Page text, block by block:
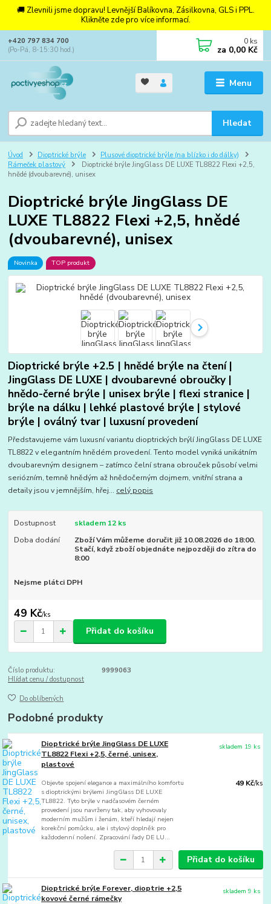
🚚 Zlevnili jsme dopravu! Levnější Balíkovna, Zásilkovna, GLS i PPL.
Klikněte zde pro více informací.
Menu
Hledat
+420 797 834 700
(Po-Pá, 8-15:30 hod.)
0 ks
za 0,00 Kč
Úvod Dioptrické brýle
Plusové dioptrické brýle (na blízko i do dálky)
Rámeček plastový
Dioptrické brýle JingGlass DE LUXE TL8822 Flexi +2,5,
hnědé (dvoubarevné), unisex
Dioptrické brýle JingGlass DE
LUXE TL8822 Flexi +2,5, hnědé
(dvoubarevné), unisex
Novinka TOP produkt
Dioptrické brýle +2.5 | hnědé brýle na čtení |
JingGlass DE LUXE | dvoubarevné obroučky |
hnědo-černé brýle | unisex brýle | flexi stranice |
brýle na dálku | lehké plastové brýle | stylové
brýle | oválný tvar | luxusní provedení
Představujeme vám luxusní variantu dioptrických brýlí JingGlass DE LUXE
TL8822 v elegantním hnědém provedení. Tento model vyniká unikátním
dvoubarevným designem – zatímco čelní strana obrouček působí velmi
seriózním, temně hnědým až hnědočerným dojmem, vnitřní strana a
detaily jsou v jemnějším, hřej... celý popis
Dostupnost
skladem 12 ks
Doba dodání
Zboží Vám můžeme doručit již 10.08.2026 do 18:00.
Stačí, když zboží objednáte nejpozději do zítra do
8:00
Nejsme plátci DPH
49 Kč/ks
Přidat do košíku
Číslo produktu:
9999063
Hlídat cenu / dostupnost
Do oblíbených
Podobné produkty
Dioptrické brýle JingGlass DE LUXE
TL8822 Flexi +2,5, černé, unisex,
plastové
Objevte spojení elegance a maximálního komfortu
s dioptrickými brýlemi JingGlass DE LUXE
TL8822. Tyto brýle v nadčasovém černém
provedení jsou navrženy tak, aby vyhovovaly
moderním mužům i ženám, kteří hledají nejen
korekční pomůcku, ale i stylový doplněk pro
každodenní nošení. Zpracování řady DE LU...
49 Kč/ks
skladem 19 ks
Přidat do košíku
Dioptrické brýle Forever, dioptrie +2,5
kovové černé rámečky
skladem 9 ks